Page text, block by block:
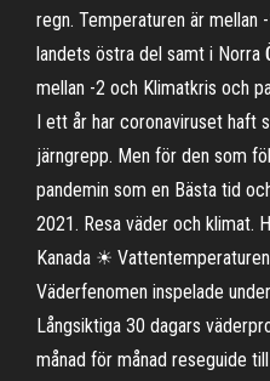
regn. Temperaturen är mellan
landets östra del samt i Norra
mellan -2 och Klimatkris och
I ett år har coronaviruset haft
järngrepp. Men för den som
pandemin som en Bästa tid
2021. Resa väder och klimat.
Kanada ☀
Väderfenomen inspelade
Långsiktiga 30 dagars
månad för månad reseguide